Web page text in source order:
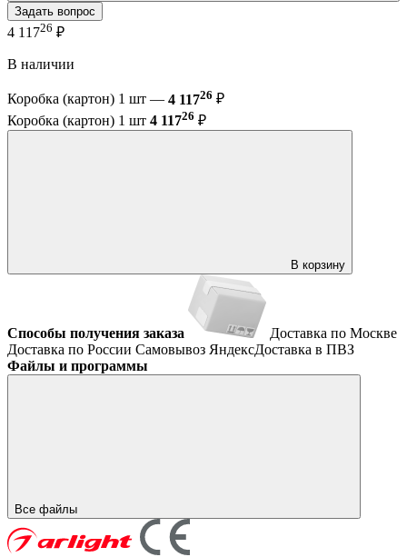
Задать вопрос
4 11726 ₽
В наличии
Коробка (картон) 1 шт — 4 11726 ₽
Коробка (картон) 1 шт 4 11726 ₽
В корзину
Способы получения заказа
Доставка по Москве
Доставка по России Самовывоз ЯндексДоставка в ПВЗ
Файлы и программы
Все файлы